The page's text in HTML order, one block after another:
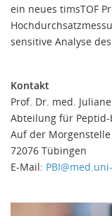
ein neues timsTOF
sensitive Analyse
Kontakt
Prof. Dr. med.
Abteilung für
Auf der
72076 Tübingen
E-Mail: